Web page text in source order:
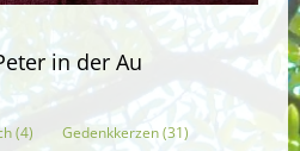
in der Au
(4) Gedenkkerzen (31)